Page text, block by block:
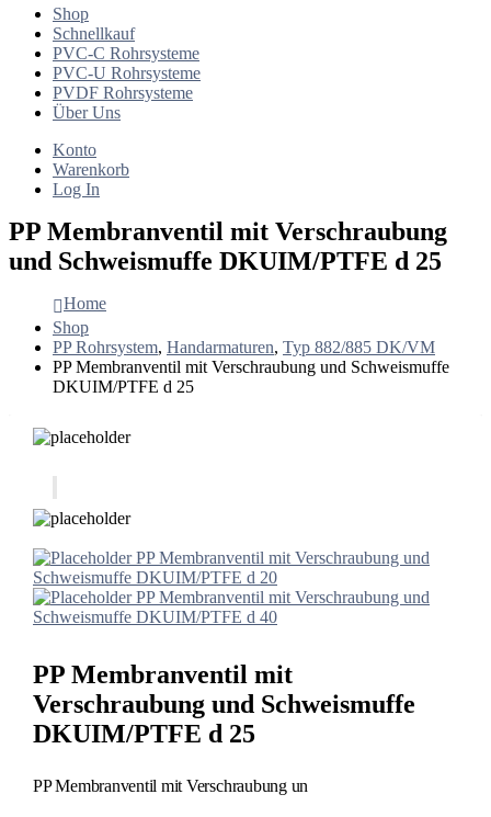
Shop
Schnellkauf
PVC-C Rohrsysteme
PVC-U Rohrsysteme
PVDF Rohrsysteme
Über Uns
Konto
Warenkorb
Log In
PP Membranventil mit Verschraubung
und Schweismuffe DKUIM/PTFE d 25
Home
Shop
PP Rohrsystem, Handarmaturen, Typ 882/885 DK/VM
PP Membranventil mit Verschraubung und Schweismuffe
DKUIM/PTFE d 25
PP Membranventil mit Verschraubung und
Schweismuffe DKUIM/PTFE d 20
PP Membranventil mit Verschraubung und
Schweismuffe DKUIM/PTFE d 40
PP Membranventil mit
Verschraubung und Schweismuffe
DKUIM/PTFE d 25
PP Membranventil mit Verschraubung un